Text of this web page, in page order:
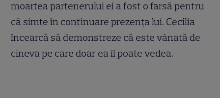
moartea partenerului ei a fost o farsă pentru
că simte în continuare prezența lui. Cecilia
încearcă să demonstreze că este vânată de
cineva pe care doar ea îl poate vedea.